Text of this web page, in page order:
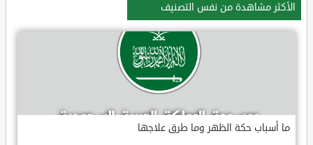
الأكثر مشاهدة من نفس التصنيف
ما أسباب حكة الظهر وما طرق علاجها